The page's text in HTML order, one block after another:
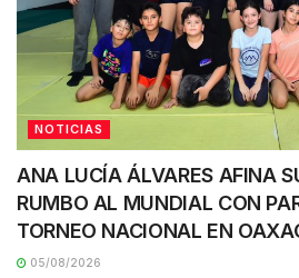
NOTICIAS
ANA LUCÍA ÁLVARES AFINA
RUMBO AL MUNDIAL CON
TORNEO NACIONAL EN
05/08/2026